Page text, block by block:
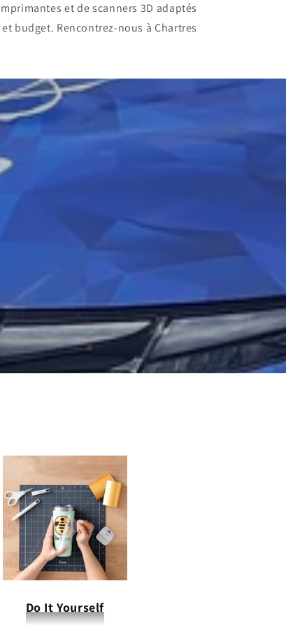
et de scanners 3D adaptés
budget. Rencontrez-nous à Chartres
Do It Yourself